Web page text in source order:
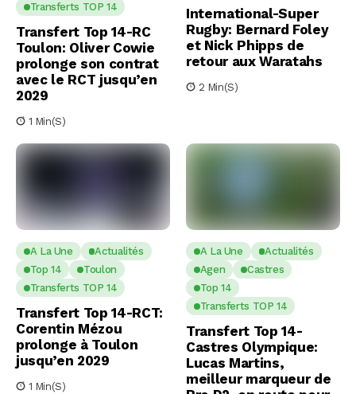
Transferts TOP 14
Transfert Top 14-RC
Toulon: Oliver Cowie
prolonge son contrat
avec le RCT jusqu’en
2029
1 Min(s)
International-Super
Rugby: Bernard Foley
et Nick Phipps de
retour aux Waratahs
2 Min(s)
A La Une
Actualités
Top 14
Toulon
Transferts TOP 14
Transfert Top 14-RCT:
Corentin Mézou
prolonge à Toulon
jusqu’en 2029
1 Min(s)
A La Une
Actualités
Agen
Castres
Top 14
Transferts TOP 14
Transfert Top 14-
Castres Olympique:
Lucas Martins,
meilleur marqueur de